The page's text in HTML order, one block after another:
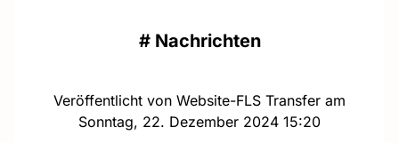
# Nachrichten
Veröffentlicht von Website-FLS Transfer am
Sonntag, 22. Dezember 2024 15:20